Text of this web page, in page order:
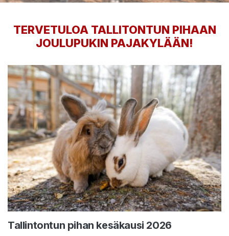
TERVETULOA TALLITONTUN PIHAAN
JOULUPUKIN PAJAKYLÄÄN!
Tallintontun pihan kesäkausi 2026